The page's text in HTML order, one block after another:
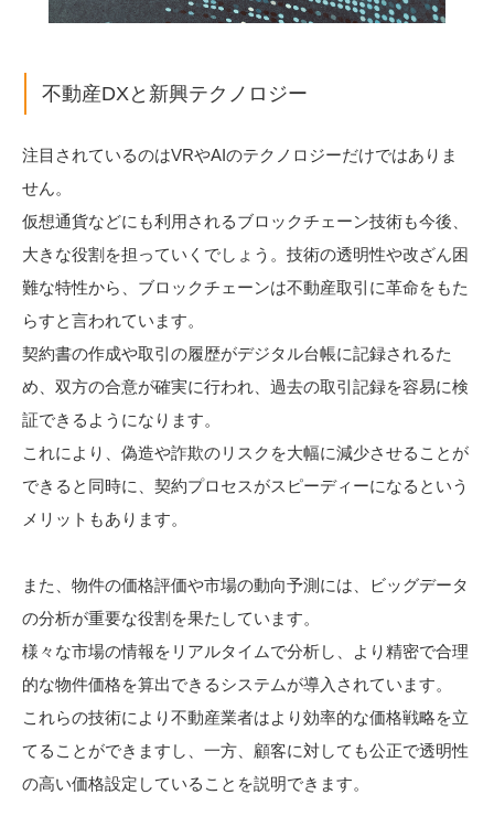
不動産DXと新興テクノロジー
注目されているのはVRやAIのテクノロジーだけではありま
せん。
仮想通貨などにも利用されるブロックチェーン技術も今後、
大きな役割を担っていくでしょう。技術の透明性や改ざん困
難な特性から、ブロックチェーンは不動産取引に革命をもた
らすと言われています。
契約書の作成や取引の履歴がデジタル台帳に記録されるた
め、双方の合意が確実に行われ、過去の取引記録を容易に検
証できるようになります。
これにより、偽造や詐欺のリスクを大幅に減少させることが
できると同時に、契約プロセスがスピーディーになるという
メリットもあります。
また、物件の価格評価や市場の動向予測には、ビッグデータ
の分析が重要な役割を果たしています。
様々な市場の情報をリアルタイムで分析し、より精密で合理
的な物件価格を算出できるシステムが導入されています。
これらの技術により不動産業者はより効率的な価格戦略を立
てることができますし、一方、顧客に対しても公正で透明性
の高い価格設定していることを説明できます。